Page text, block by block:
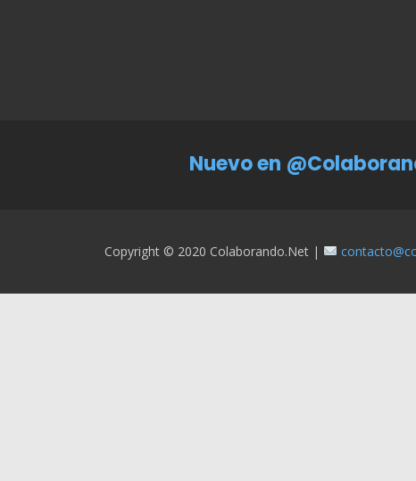
Nuevo en
Copyright © 2020 Colaborando.net |